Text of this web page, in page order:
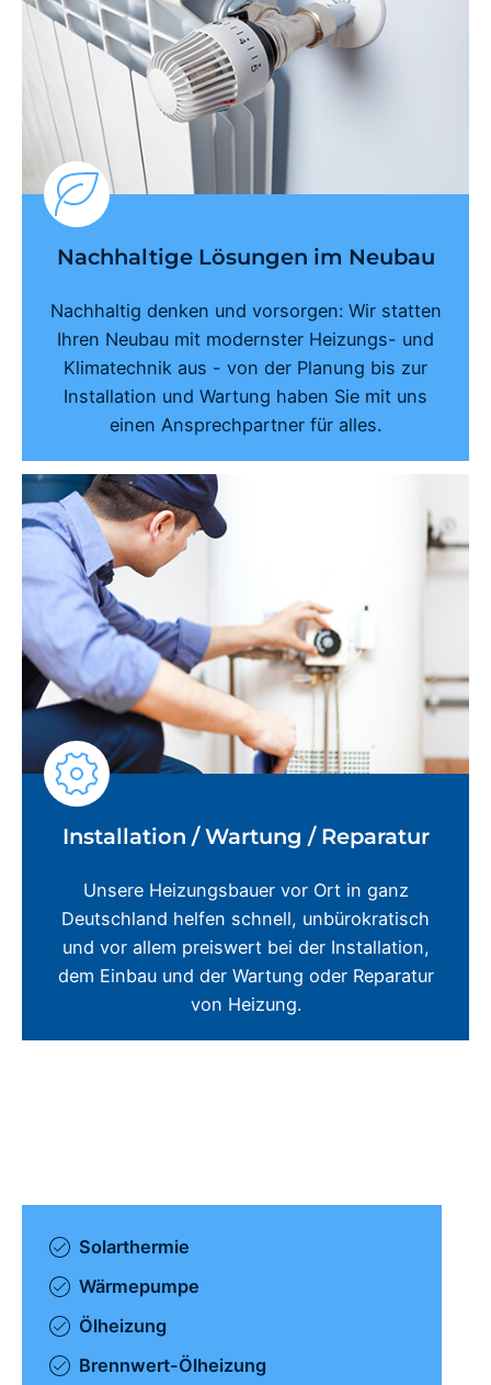
Nachhaltige Lösungen im Neubau
Nachhaltig denken und vorsorgen: Wir statten
Ihren Neubau mit modernster Heizungs- und
Klimatechnik aus - von der Planung bis zur
Installation und Wartung haben Sie mit uns
einen Ansprechpartner für alles.
Installation / Wartung / Reparatur
Unsere Heizungsbauer vor Ort in ganz
Deutschland helfen schnell, unbürokratisch
und vor allem preiswert bei der Installation,
dem Einbau und der Wartung oder Reparatur
von Heizung.
Solarthermie
Wärmepumpe
Ölheizung
Brennwert-Ölheizung